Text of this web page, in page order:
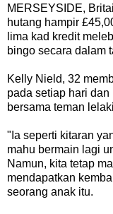
MERSEYSIDE,
hutang hampir
lima kad kredit
bingo secara dalam
Kelly Nield, 32
pada setiap hari
bersama teman
"Ia seperti kitaran
mahu bermain lagi
Namun, kita tetap
mendapatkan
seorang anak itu.